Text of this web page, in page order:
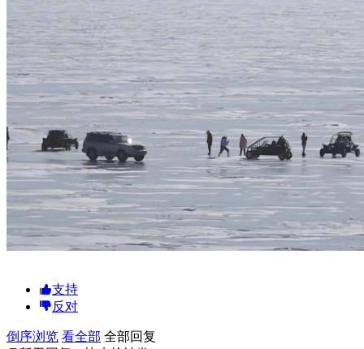
支持
反对
倒序浏览 看全部 全部回复